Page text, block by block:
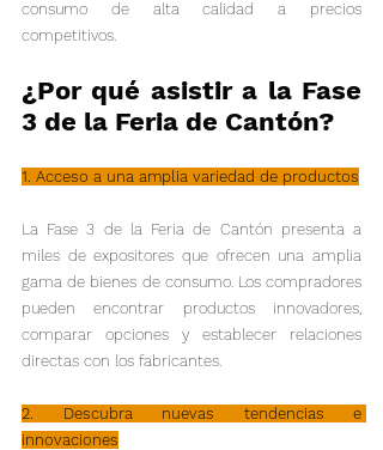
consumo de alta calidad a precios
competitivos.
¿Por qué asistir a la Fase
3 de la Feria de Cantón?
1. Acceso a una amplia variedad de productos
La Fase 3 de la Feria de Cantón presenta a
miles de expositores que ofrecen una amplia
gama de bienes de consumo. Los compradores
pueden encontrar productos innovadores,
comparar opciones y establecer relaciones
directas con los fabricantes.
2. Descubra nuevas tendencias e
innovaciones